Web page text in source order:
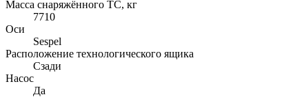
Масса снаряжённого ТС, кг
7710
Оси
Sespel
Расположение технологического ящика
Сзади
Насос
Да